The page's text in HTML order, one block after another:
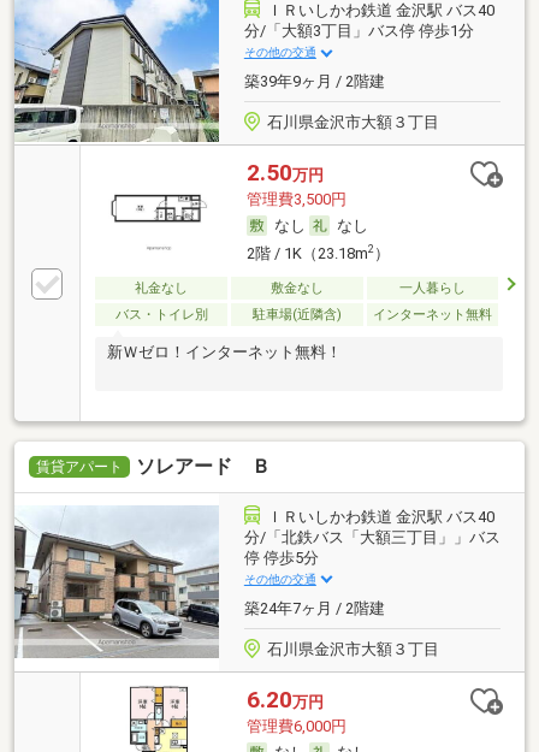
ＩＲいしかわ鉄道 金沢駅 バス40
分/「大額3丁目」バス停 停歩1分
その他の交通
築39年9ヶ月 / 2階建
石川県金沢市大額３丁目
2.50万円
管理費3,500円
なし
なし
2階 / 1K（23.18m2）
礼金なし 敷金なし
一人暮らし
バス・トイレ別
駐車場(近隣含) インターネット無料
新Ｗゼロ！インターネット無料！
賃貸アパート ソレアード Ｂ
ＩＲいしかわ鉄道 金沢駅 バス40
分/「北鉄バス「大額三丁目」」バス
停 停歩5分
その他の交通
築24年7ヶ月 / 2階建
石川県金沢市大額３丁目
6.20万円
管理費6,000円